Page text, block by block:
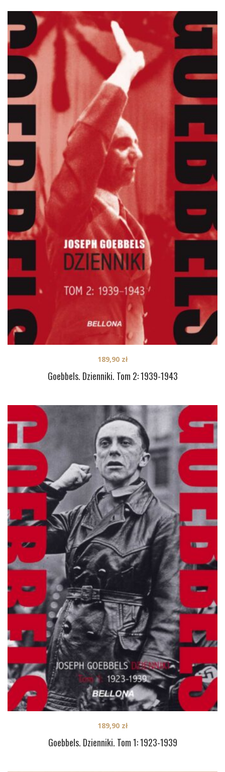
Goebbels. Dzienniki. Tom 2: 1939-1943
189,90 zł
Goebbels. Dzienniki. Tom 1: 1923-1939
189,90 zł